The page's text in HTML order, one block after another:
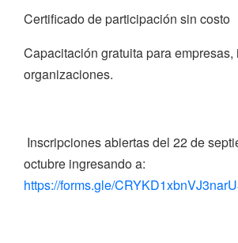
Certificado de participación sin costo
Capacitación gratuita para
organizaciones.
Inscripciones abiertas del 22 de
octubre ingresando a:
https://forms.gle/